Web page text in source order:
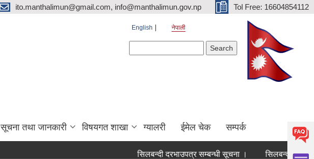
ito.manthalimun@gmail.com, info@manthalimun.gov.np Tol Free: 16604854112
English नेपाली
सूचना तथा जानकारी विषयगत शाखा ग्यालरी ईमेल चेक सम्पर्क
सिलबन्दी दरभाउपत्र सम्बन्धी सूचना । सिलबन्दी दरभाउपत्र